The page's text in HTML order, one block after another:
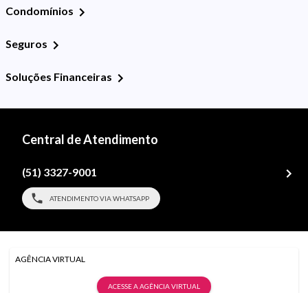
Condomínios
Seguros
Soluções Financeiras
Central de Atendimento
(51) 3327-9001
ATENDIMENTO VIA WHATSAPP
AGÊNCIA VIRTUAL
ACESSE A AGÊNCIA VIRTUAL